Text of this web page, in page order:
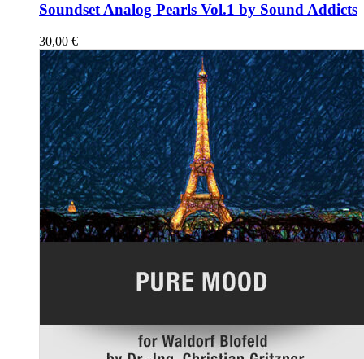
Soundset Analog Pearls Vol.1 by Sound Addicts
30,00 €